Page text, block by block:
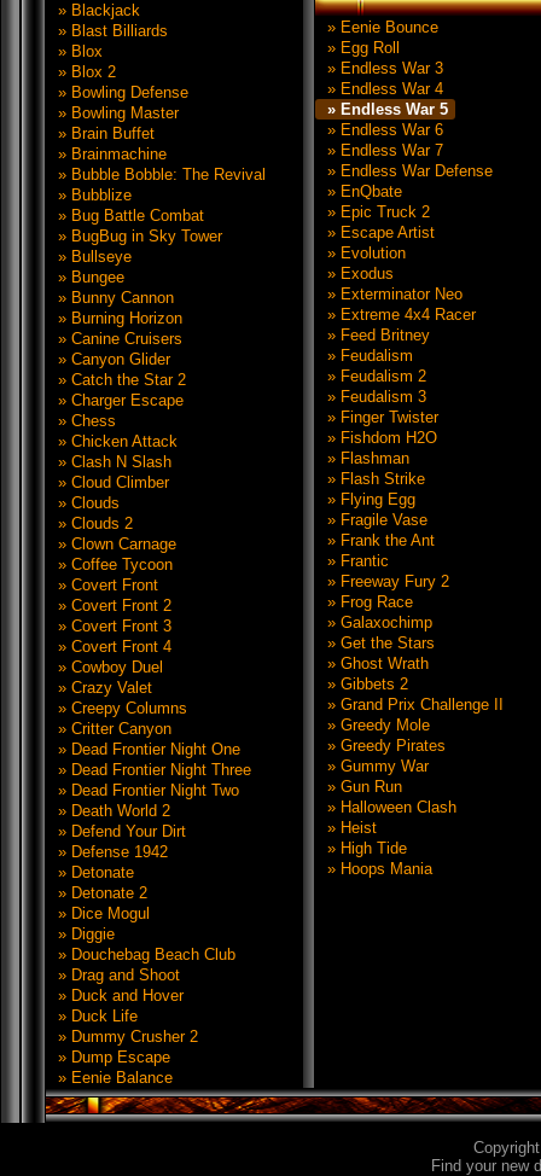
» Blackjack
» Blast Billiards
» Blox
» Blox 2
» Bowling Defense
» Bowling Master
» Brain Buffet
» Brainmachine
» Bubble Bobble: The Revival
» Bubblize
» Bug Battle Combat
» BugBug in Sky Tower
» Bullseye
» Bungee
» Bunny Cannon
» Burning Horizon
» Canine Cruisers
» Canyon Glider
» Catch the Star 2
» Charger Escape
» Chess
» Chicken Attack
» Clash N Slash
» Cloud Climber
» Clouds
» Clouds 2
» Clown Carnage
» Coffee Tycoon
» Covert Front
» Covert Front 2
» Covert Front 3
» Covert Front 4
» Cowboy Duel
» Crazy Valet
» Creepy Columns
» Critter Canyon
» Dead Frontier Night One
» Dead Frontier Night Three
» Dead Frontier Night Two
» Death World 2
» Defend Your Dirt
» Defense 1942
» Detonate
» Detonate 2
» Dice Mogul
» Diggie
» Douchebag Beach Club
» Drag and Shoot
» Duck and Hover
» Duck Life
» Dummy Crusher 2
» Dump Escape
» Eenie Balance
» Eenie Bounce
» Egg Roll
» Endless War 3
» Endless War 4
» Endless War 5
» Endless War 6
» Endless War 7
» Endless War Defense
» EnQbate
» Epic Truck 2
» Escape Artist
» Evolution
» Exodus
» Exterminator Neo
» Extreme 4x4 Racer
» Feed Britney
» Feudalism
» Feudalism 2
» Feudalism 3
» Finger Twister
» Fishdom H2O
» Flashman
» Flash Strike
» Flying Egg
» Fragile Vase
» Frank the Ant
» Frantic
» Freeway Fury 2
» Frog Race
» Galaxochimp
» Get the Stars
» Ghost Wrath
» Gibbets 2
» Grand Prix Challenge II
» Greedy Mole
» Greedy Pirates
» Gummy War
» Gun Run
» Halloween Clash
» Heist
» High Tide
» Hoops Mania
Find your new